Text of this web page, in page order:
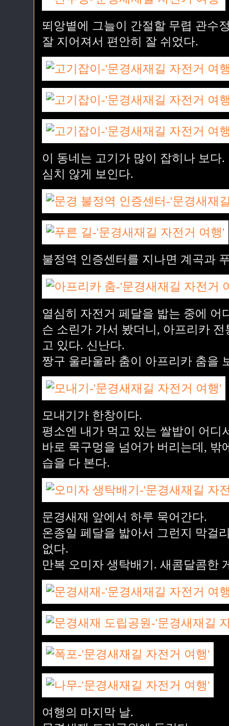
뙤앙볕에 그늘이 간절할 무렵 관수
잘 지어져서 편안히 잘 쉬었다.
이 동네는 고기가 많이 잡히나 보다
심치 않게 보인다.
불정역 인증센터를 지나면 계곡과
열심히 자전거 페달을 밟는 중에 어
슨 소린가 가서 봤더니, 아프리카
고 있다. 신난다.
짱구 울라울라 춤이 아프리카 춤을
모내기가 한창이다.
평소엔 내가 먹고 있는 쌀밥이 어디
바로 목구멍을 넘어가 버리는데, 밖
습을 다 본다.
문경새재 앞에서 하루 묵어간다.
온종일 페달을 밟아서 그런지 막걸
없다.
만복 오미자 생탁배기. 새콤달콤한
여행의 마지막 날.